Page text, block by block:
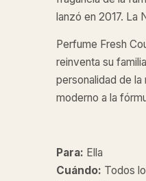
lanzó en 2017. La
Perfume Fresh
reinventa su
personalidad de
moderno a la
Para: Ella
Cuándo: Todos